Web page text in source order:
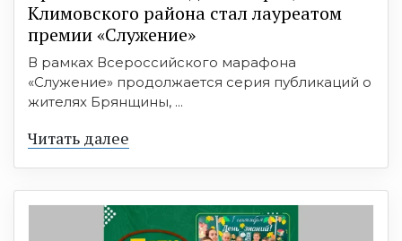
Климовского района стал лауреатом
премии «Служение»
В рамках Всероссийского марафона
«Служение» продолжается серия публикаций о
жителях Брянщины, ...
Читать далее